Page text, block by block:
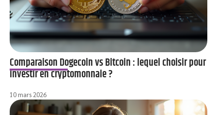
Comparaison Dogecoin vs Bitcoin : lequel choisir pour
investir en cryptomonnaie ?
10 mars 2026